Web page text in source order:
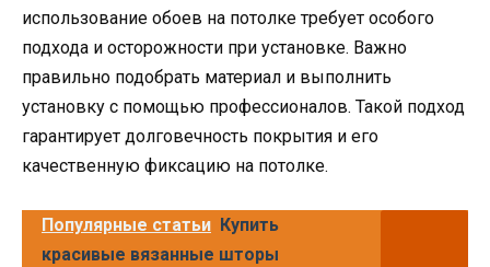
использование обоев на потолке требует особого
подхода и осторожности при установке. Важно
правильно подобрать материал и выполнить
установку с помощью профессионалов. Такой подход
гарантирует долговечность покрытия и его
качественную фиксацию на потолке.
Популярные статьи Купить
красивые вязанные шторы